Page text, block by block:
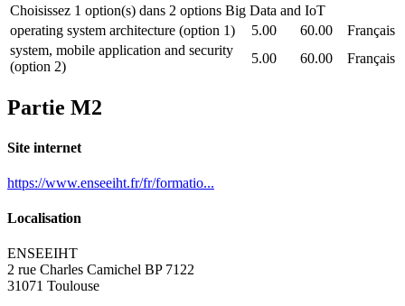
Choisissez 1 option(s) dans 2 options Big Data and IoT
operating system architecture (option 1)
5.00 60.00
Français
system, mobile application and security
(option 2)
5.00 60.00 Français
Partie M2
Site internet
https://www.enseeiht.fr/fr/formatio...
Localisation
ENSEEIHT
2 rue Charles Camichel BP 7122
31071 Toulouse